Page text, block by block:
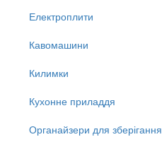
Електроплити
Кавомашини
Килимки
Кухонне приладдя
Органайзери для зберігання